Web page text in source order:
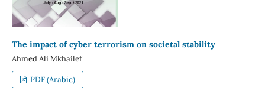
The impact of cyber terrorism on societal stability
Ahmed Ali Mkhailef
PDF (Arabic)